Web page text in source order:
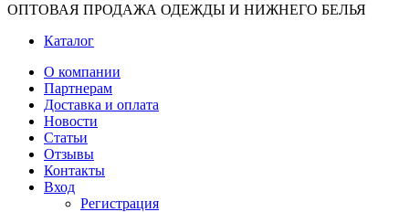
ОПТОВАЯ ПРОДАЖА ОДЕЖДЫ И НИЖНЕГО БЕЛЬЯ
Каталог
О компании
Партнерам
Доставка и оплата
Новости
Статьи
Отзывы
Контакты
Вход
Регистрация